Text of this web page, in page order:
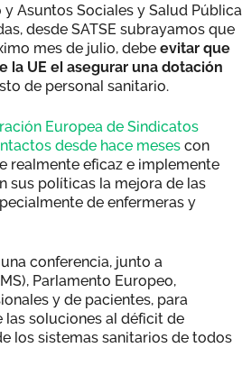
Asuntos Sociales y Salud Pública
desde SATSE subrayamos que
mes de julio, debe evitar que
la UE el asegurar una dotación
de personal sanitario.
Europea de Sindicatos
desde hace meses con
realmente eficaz e implemente
sus políticas la mejora de las
de enfermeras y
conferencia, junto a
Parlamento Europeo,
y de pacientes, para
las soluciones al déficit de
los sistemas sanitarios de todos